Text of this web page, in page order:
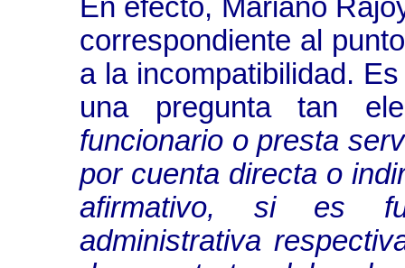
En efecto, Mariano
correspondiente al
a la incompatibilidad.
una pregunta tan
funcionario o presta
por cuenta directa o
afirmativo, si es
administrativa